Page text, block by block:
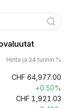
Hinta ja 24 tunnin %
CHF 64,977.00
+0.50%
CHF 1,921.03